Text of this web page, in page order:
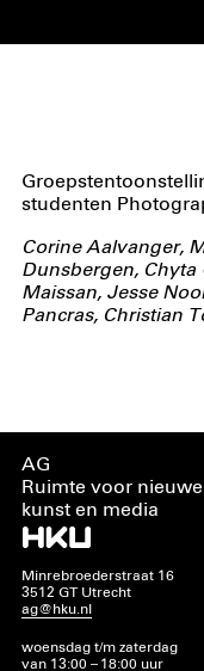
studenten
Corine Aalvanger,
Dunsbergen, Chyta
Maissan, Jesse
Pancras, Christian
AG
Ruimte voor nieuwe
kunst en media
Minrebroederstraat 16
3512 GT Utrecht
ag@hku.nl
woensdag t/m zaterdag
van 13:00 – 18:00 uur